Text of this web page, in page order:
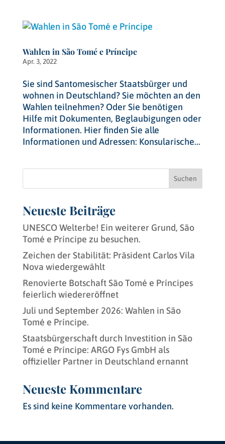
Wahlen in São Tomé e Príncipe
Apr. 3, 2022
Sie sind Santomesischer Staatsbürger und
wohnen in Deutschland? Sie möchten an den
Wahlen teilnehmen? Oder Sie benötigen
Hilfe mit Dokumenten, Beglaubigungen oder
Informationen. Hier finden Sie alle
Informationen und Adressen: Konsularische...
Suchen
Neueste Beiträge
UNESCO Welterbe! Ein weiterer Grund, São
Tomé e Príncipe zu besuchen.
Zeichen der Stabilität: Präsident Carlos Vila
Nova wiedergewählt
Renovierte Botschaft São Tomé e Príncipes
feierlich wiedereröffnet
Juli und September 2026: Wahlen in São
Tomé e Príncipe.
Staatsbürgerschaft durch Investition in São
Tomé e Príncipe: ARGO Fys GmbH als
offizieller Partner in Deutschland ernannt
Neueste Kommentare
Es sind keine Kommentare vorhanden.